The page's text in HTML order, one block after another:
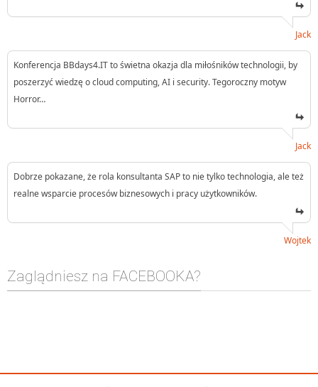
Jack
Konferencja BBdays4.IT to świetna okazja dla miłośników technologii, by
poszerzyć wiedzę o cloud computing, AI i security. Tegoroczny motyw
Horror…
Jack
Dobrze pokazane, że rola konsultanta SAP to nie tylko technologia, ale też
realne wsparcie procesów biznesowych i pracy użytkowników.
Wojtek
Zaglądniesz na FACEBOOKA?